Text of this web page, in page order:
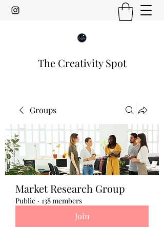
The Creativity Spot
Groups
Market Research Group
Public · 138 members
Join